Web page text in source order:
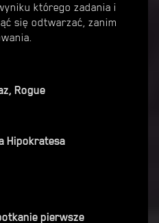
którego zadania i
się odtwarzać, zanim
Rogue
Hipokratesa
pierwsze